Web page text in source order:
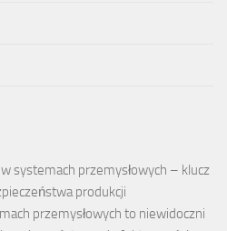
systemach przemysłowych – klucz
produkcji
przemysłowych to niewidoczni